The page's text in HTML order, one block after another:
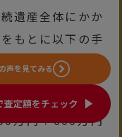
遺産全体にかか
もとに以下の手
万円＋600万円
声を見てみる